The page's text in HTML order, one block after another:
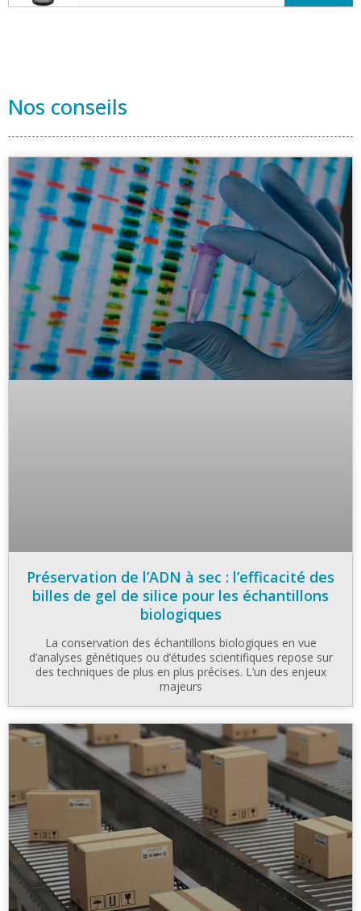
Nos conseils
Préservation de l’ADN à sec : l’efficacité des
billes de gel de silice pour les échantillons
biologiques
La conservation des échantillons biologiques en vue
d’analyses génétiques ou d’études scientifiques repose sur
des techniques de plus en plus précises. L’un des enjeux
majeurs